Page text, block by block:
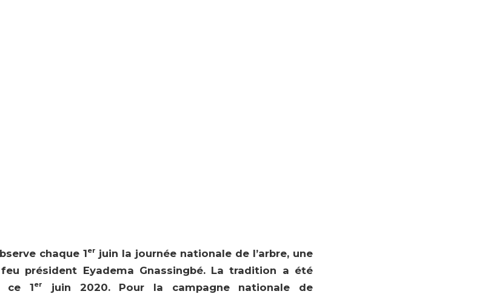
chaque 1er juin la journée nationale de l’arbre, une
président Eyadema Gnassingbé. La tradition a été
ce 1er
juin 2020. Pour la campagne nationale de